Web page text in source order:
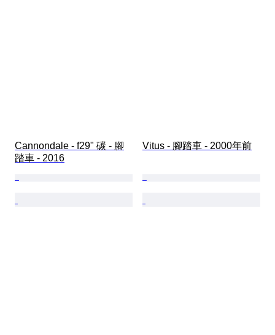
Cannondale - f29" 碳 - 腳
踏車 - 2016
Vitus - 腳踏車 - 2000年前